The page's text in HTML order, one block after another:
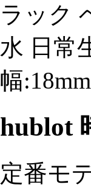
ラック
水 日常
幅
hublot
定番モ